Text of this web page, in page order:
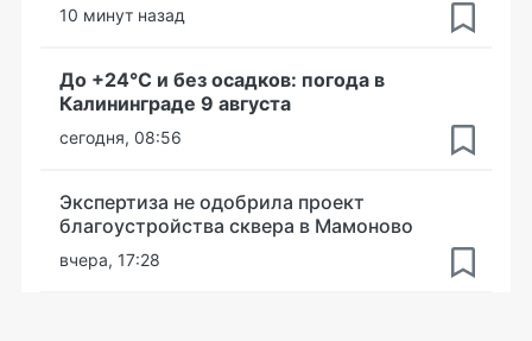
10 минут назад
До +24°С и без осадков: погода в
Калининграде 9 августа
сегодня, 08:56
Экспертиза не одобрила проект
благоустройства сквера в Мамоново
вчера, 17:28